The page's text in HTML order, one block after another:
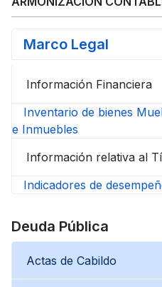
Marco Legal
Información Financiera
Inventario de bienes
e Inmuebles
Información relativa al
Indicadores de
Deuda Pública
Actas de Cabildo